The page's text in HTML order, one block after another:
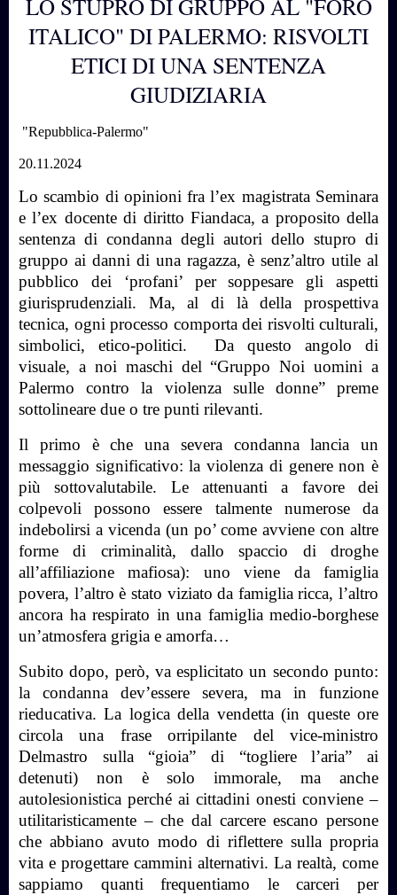
LO STUPRO DI GRUPPO AL "FORO
ITALICO" DI PALERMO: RISVOLTI
ETICI DI UNA SENTENZA
GIUDIZIARIA
"Repubblica-Palermo"
20.11.2024
Lo scambio di opinioni fra l’ex magistrata Seminara
e l’ex docente di diritto Fiandaca, a proposito della
sentenza di condanna degli autori dello stupro di
gruppo ai danni di una ragazza, è senz’altro utile al
pubblico dei ‘profani’ per soppesare gli aspetti
giurisprudenziali. Ma, al di là della prospettiva
tecnica, ogni processo comporta dei risvolti culturali,
simbolici, etico-politici.
Da questo angolo di
visuale, a noi maschi del “Gruppo Noi uomini a
Palermo contro la violenza sulle donne” preme
sottolineare due o tre punti rilevanti.
Il primo è che una severa condanna lancia un
messaggio significativo: la violenza di genere non è
più sottovalutabile. Le attenuanti a favore dei
colpevoli possono essere talmente numerose da
indebolirsi a vicenda (un po’ come avviene con altre
forme di criminalità, dallo spaccio di droghe
all’affiliazione mafiosa): uno viene da famiglia
povera, l’altro è stato viziato da famiglia ricca, l’altro
ancora ha respirato in una famiglia medio-borghese
un’atmosfera grigia e amorfa…
Subito dopo, però, va esplicitato un secondo punto:
la condanna dev’essere severa, ma in funzione
rieducativa. La logica della vendetta (in queste ore
circola una frase orripilante del vice-ministro
Delmastro sulla “gioia” di “togliere l’aria” ai
detenuti) non è solo immorale, ma anche
autolesionistica perché ai cittadini onesti conviene –
utilitaristicamente – che dal carcere escano persone
che abbiano avuto modo di riflettere sulla propria
vita e progettare cammini alternativi. La realtà, come
sappiamo quanti frequentiamo le carceri per